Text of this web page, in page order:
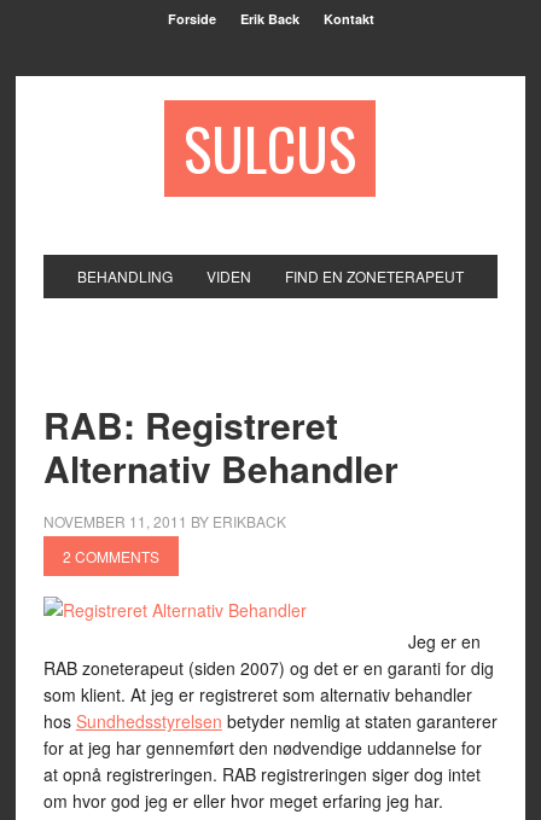
Forside Erik Back Kontakt
SULCUS
BEHANDLING VIDEN FIND EN ZONETERAPEUT
RAB: Registreret
Alternativ Behandler
NOVEMBER 11, 2011 BY ERIKBACK
2 COMMENTS
Jeg er en
RAB zoneterapeut (siden 2007) og det er en garanti for dig
som klient. At jeg er registreret som alternativ behandler
hos Sundhedsstyrelsen betyder nemlig at staten garanterer
for at jeg har gennemført den nødvendige uddannelse for
at opnå registreringen. RAB registreringen siger dog intet
om hvor god jeg er eller hvor meget erfaring jeg har.